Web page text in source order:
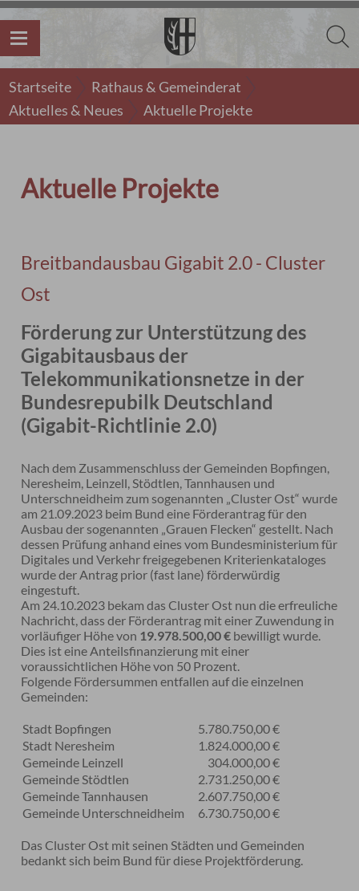
Startseite
Rathaus & Gemeinderat
Aktuelles & Neues
Aktuelle Projekte
Aktuelle Projekte
Breitbandausbau Gigabit 2.0 - Cluster
Ost
Förderung zur Unterstützung des
Gigabitausbaus der
Telekommunikationsnetze in der
Bundesrepubilk Deutschland
(Gigabit-Richtlinie 2.0)
Nach dem Zusammenschluss der Gemeinden Bopfingen,
Neresheim, Leinzell, Stödtlen, Tannhausen und
Unterschneidheim zum sogenannten „Cluster Ost“ wurde
am 21.09.2023 beim Bund eine Förderantrag für den
Ausbau der sogenannten „Grauen Flecken“ gestellt. Nach
dessen Prüfung anhand eines vom Bundesministerium für
Digitales und Verkehr freigegebenen Kriterienkataloges
wurde der Antrag prior (fast lane) förderwürdig
eingestuft.
Am 24.10.2023 bekam das Cluster Ost nun die erfreuliche
Nachricht, dass der Förderantrag mit einer Zuwendung in
vorläufiger Höhe von 19.978.500,00 € bewilligt wurde.
Dies ist eine Anteilsfinanzierung mit einer
voraussichtlichen Höhe von 50 Prozent.
Folgende Fördersummen entfallen auf die einzelnen
Gemeinden:
Stadt Bopfingen
5.780.750,00 €
Stadt Neresheim
1.824.000,00 €
Gemeinde Leinzell
304.000,00 €
Gemeinde Stödtlen
2.731.250,00 €
Gemeinde Tannhausen
2.607.750,00 €
Gemeinde Unterschneidheim
6.730.750,00 €
Das Cluster Ost mit seinen Städten und Gemeinden
bedankt sich beim Bund für diese Projektförderung.